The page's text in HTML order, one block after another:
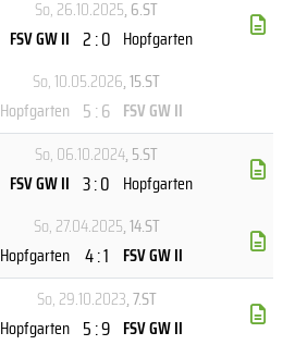
So, 26.10.2025, 6.ST
FSV GW II 2 : 0 Hopfgarten
So, 10.05.2026, 15.ST
Hopfgarten 5 : 6 FSV GW II
So, 06.10.2024, 5.ST
FSV GW II 3 : 0 Hopfgarten
So, 27.04.2025, 14.ST
Hopfgarten 4 : 1 FSV GW II
So, 29.10.2023, 7.ST
Hopfgarten 5 : 9 FSV GW II